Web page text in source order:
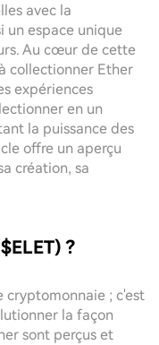
avec la
un espace unique
Au cœur de cette
collectionner Ether
expériences
en un
la puissance des
offre un aperçu
création, sa
?
cryptomonnaie ; c'est
la façon
sont perçus et